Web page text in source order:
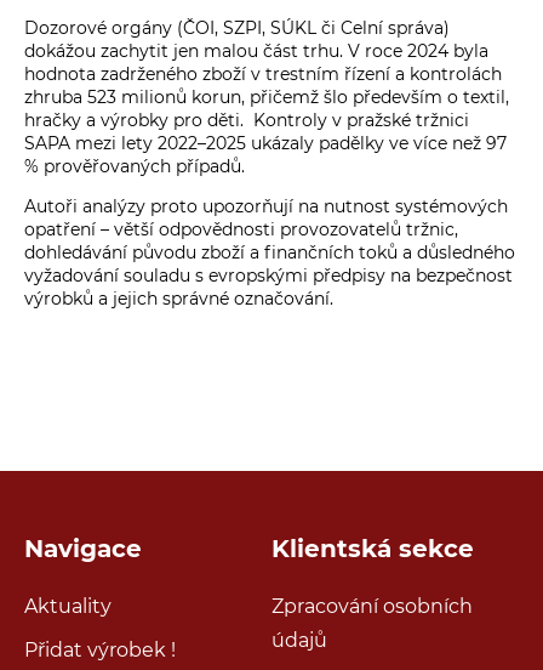
Dozorové orgány (ČOI, SZPI, SÚKL či Celní správa)
dokážou zachytit jen malou část trhu. V roce 2024 byla
hodnota zadrženého zboží v trestním řízení a kontrolách
zhruba 523 milionů korun, přičemž šlo především o textil,
hračky a výrobky pro děti. Kontroly v pražské tržnici
SAPA mezi lety 2022–2025 ukázaly padělky ve více než 97
% prověřovaných případů.
Autoři analýzy proto upozorňují na nutnost systémových
opatření – větší odpovědnosti provozovatelů tržnic,
dohledávání původu zboží a finančních toků a důsledného
vyžadování souladu s evropskými předpisy na bezpečnost
výrobků a jejich správné označování.
Navigace
Aktuality
Přidat výrobek !
Klientská sekce
Zpracování osobních
údajů